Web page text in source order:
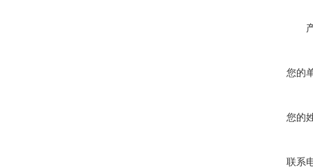
您的
您的
联系